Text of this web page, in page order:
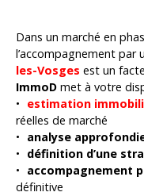
Dans un marché en
l’accompagnement par
les-Vosges est un
ImmoD met à votre
estimation
réelles de marché
analyse
définition d’une
accompagnement
définitive